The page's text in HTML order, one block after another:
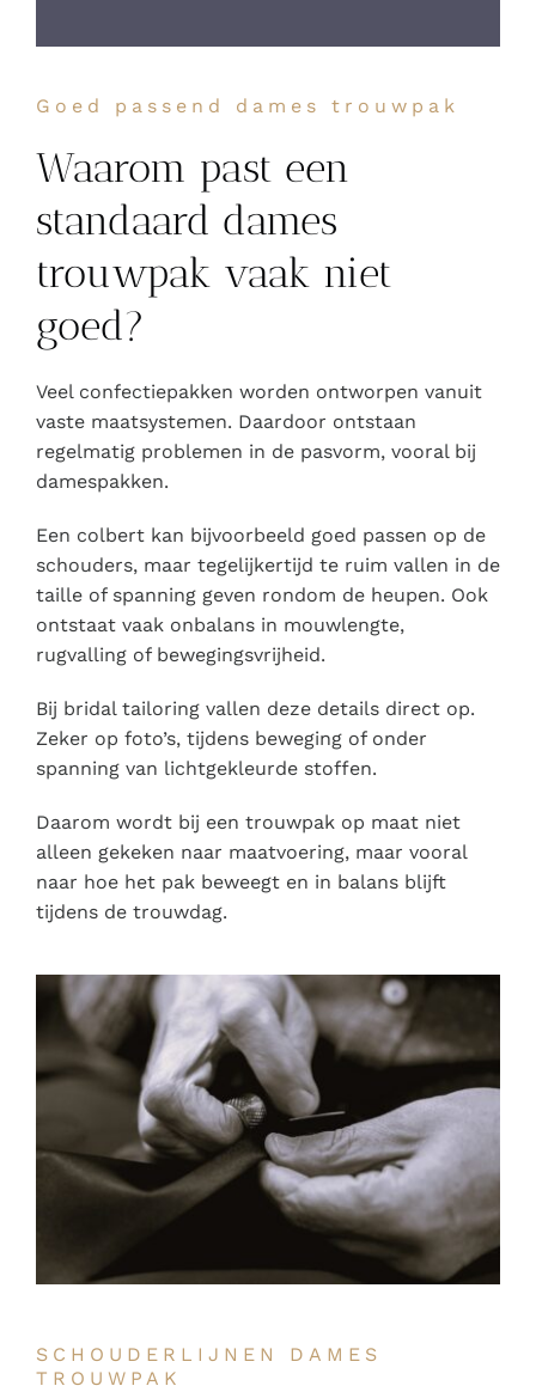
Goed passend dames trouwpak
Waarom past een
standaard dames
trouwpak vaak niet
goed?
Veel confectiepakken worden ontworpen vanuit
vaste maatsystemen. Daardoor ontstaan
regelmatig problemen in de pasvorm, vooral bij
damespakken.
Een colbert kan bijvoorbeeld goed passen op de
schouders, maar tegelijkertijd te ruim vallen in de
taille of spanning geven rondom de heupen. Ook
ontstaat vaak onbalans in mouwlengte,
rugvalling of bewegingsvrijheid.
Bij bridal tailoring vallen deze details direct op.
Zeker op foto’s, tijdens beweging of onder
spanning van lichtgekleurde stoffen.
Daarom wordt bij een trouwpak op maat niet
alleen gekeken naar maatvoering, maar vooral
naar hoe het pak beweegt en in balans blijft
tijdens de trouwdag.
SCHOUDERLIJNEN DAMES
TROUWPAK